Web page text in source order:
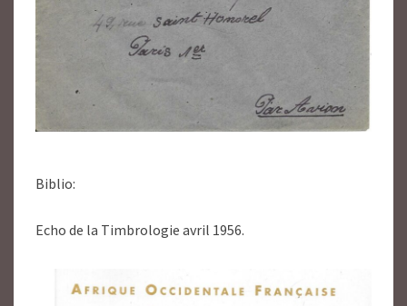
Biblio:
Echo de la Timbrologie avril 1956.